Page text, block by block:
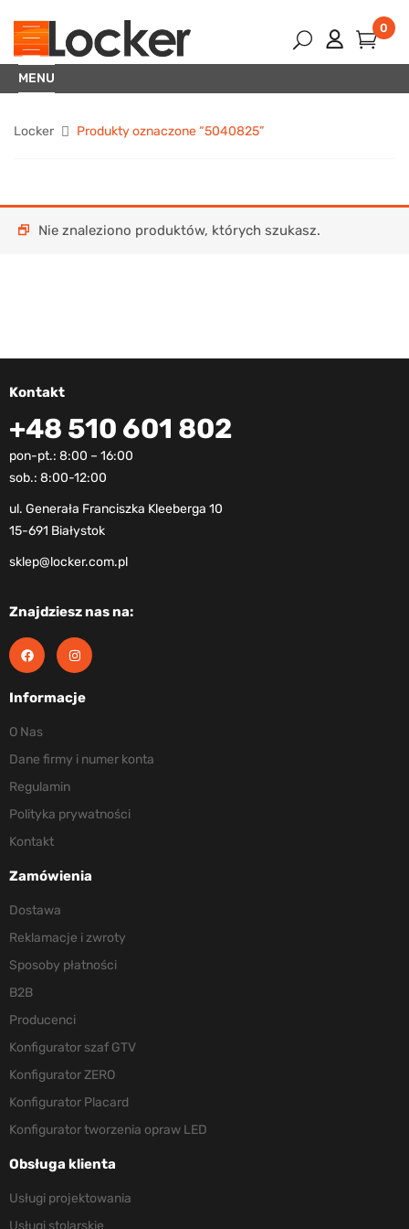
0
MENU
Locker Produkty oznaczone “5040825”
Nie znaleziono produktów, których szukasz.
Kontakt
+48 510 601 802
pon-pt.: 8:00 – 16:00
sob.: 8:00-12:00
ul. Generała Franciszka Kleeberga 10
15-691 Białystok
sklep@locker.com.pl
Znajdziesz nas na:
Informacje
O Nas
Dane firmy i numer konta
Regulamin
Polityka prywatności
Kontakt
Zamówienia
Dostawa
Reklamacje i zwroty
Sposoby płatności
B2B
Producenci
Konfigurator szaf GTV
Konfigurator ZERO
Konfigurator Placard
Konfigurator tworzenia opraw LED
Obsługa klienta
Usługi projektowania
Usługi stolarskie